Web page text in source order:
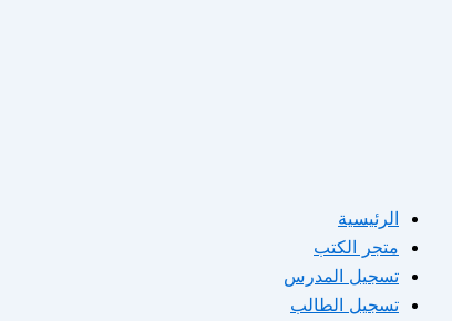
الرئيسية
متجر الكتب
تسجيل المدرس
تسجيل الطالب